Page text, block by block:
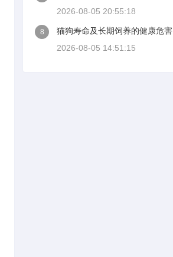
2026-08-05 20:55:18
8
猫狗寿命及长期饲养的健康危害
2026-08-05 14:51:15